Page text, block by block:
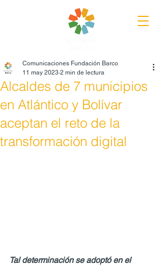
Alcaldes de 7 municipios
en Atlántico y Bolívar
aceptan el reto de la
transformación digital
Comunicaciones Fundación Barco
11 may 2023 2 min de lectura
Tal determinación se adoptó en el